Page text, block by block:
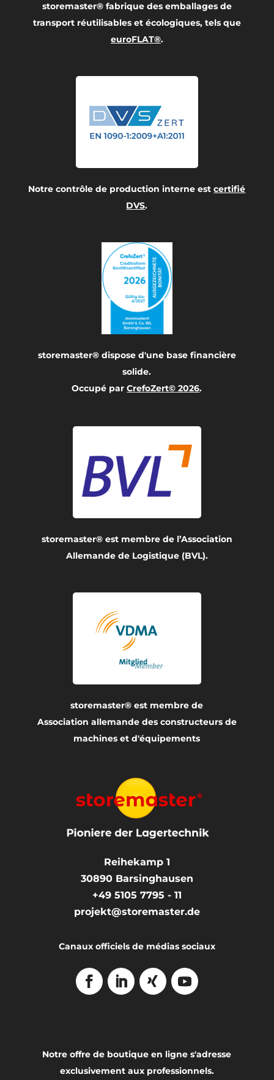
storemaster® fabrique des emballages de
transport réutilisables et écologiques, tels que
euroFLAT®.
Notre contrôle de production interne estcertifié
DVS.
storemaster® dispose d'une base financière
solide.
Occupé parCrefoZert© 2026.
storemaster® est membre de l’Association
Allemande de Logistique (BVL).
storemaster® est membre de
Association allemande des constructeurs de
machines et d'équipements
Reihekamp 1
30890 Barsinghausen
+49 5105 7795 - 11
projekt@storemaster.de
Canaux officiels de médias sociaux
Notre offre de boutique en ligne s'adresse
exclusivement aux professionnels.